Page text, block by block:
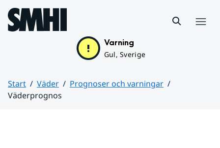
Hoppa till sidans innehåll
Varning
Gul, Sverige
Start Väder
Prognoser och varningar
Väderprognos